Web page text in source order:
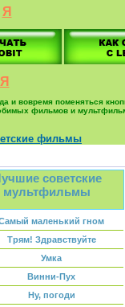
Я
Я
и вовремя поменяться
фильмов и
фильмы
советские
мультфильмы
маленький гном
Трям! Здравствуйте
Умка
Винни-Пух
Ну, погоди